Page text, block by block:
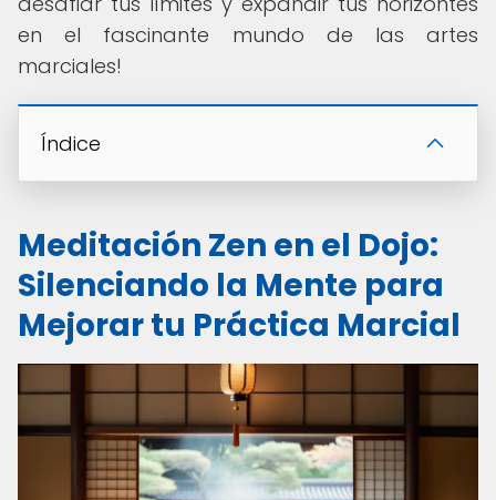
en el fascinante mundo de las artes
marciales!
Índice
Meditación Zen en el Dojo:
Silenciando la Mente para
Mejorar tu Práctica Marcial